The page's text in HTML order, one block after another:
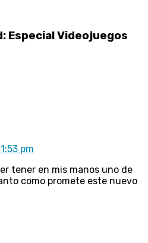
Especial Videojuegos
pm
tener en mis manos uno de
como promete este nuevo